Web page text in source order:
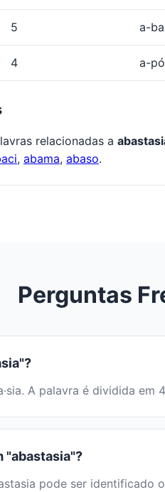
5 a-
4 a-
relacionadas a
, abama, abaso.
Perguntas
A palavra é dividida
"abastasia"?
pode ser